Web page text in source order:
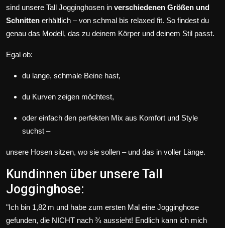
sind unsere Tall Jogginghosen in verschiedenen Größen und
Schnitten erhältlich – von schmal bis relaxed fit. So findest du
genau das Modell, das zu deinem Körper und deinem Stil passt.
Egal ob:
du lange, schmale Beine hast,
du Kurven zeigen möchtest,
oder einfach den perfekten Mix aus Komfort und Style
suchst –
unsere Hosen sitzen, wo sie sollen – und das in voller Länge.
Kundinnen über unsere Tall
Jogginghose:
"Ich bin 1,82 m und habe zum ersten Mal eine Jogginghose
gefunden, die NICHT nach ¾ aussieht! Endlich kann ich mich